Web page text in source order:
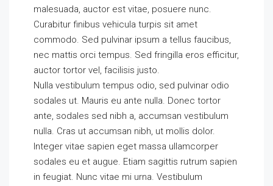
malesuada, auctor est vitae, posuere nunc.
Curabitur finibus vehicula turpis sit amet
commodo. Sed pulvinar ipsum a tellus faucibus,
nec mattis orci tempus. Sed fringilla eros efficitur,
auctor tortor vel, facilisis justo.
Nulla vestibulum tempus odio, sed pulvinar odio
sodales ut. Mauris eu ante nulla. Donec tortor
ante, sodales sed nibh a, accumsan vestibulum
nulla. Cras ut accumsan nibh, ut mollis dolor.
Integer vitae sapien eget massa ullamcorper
sodales eu et augue. Etiam sagittis rutrum sapien
in feugiat. Nunc vitae mi urna. Vestibulum